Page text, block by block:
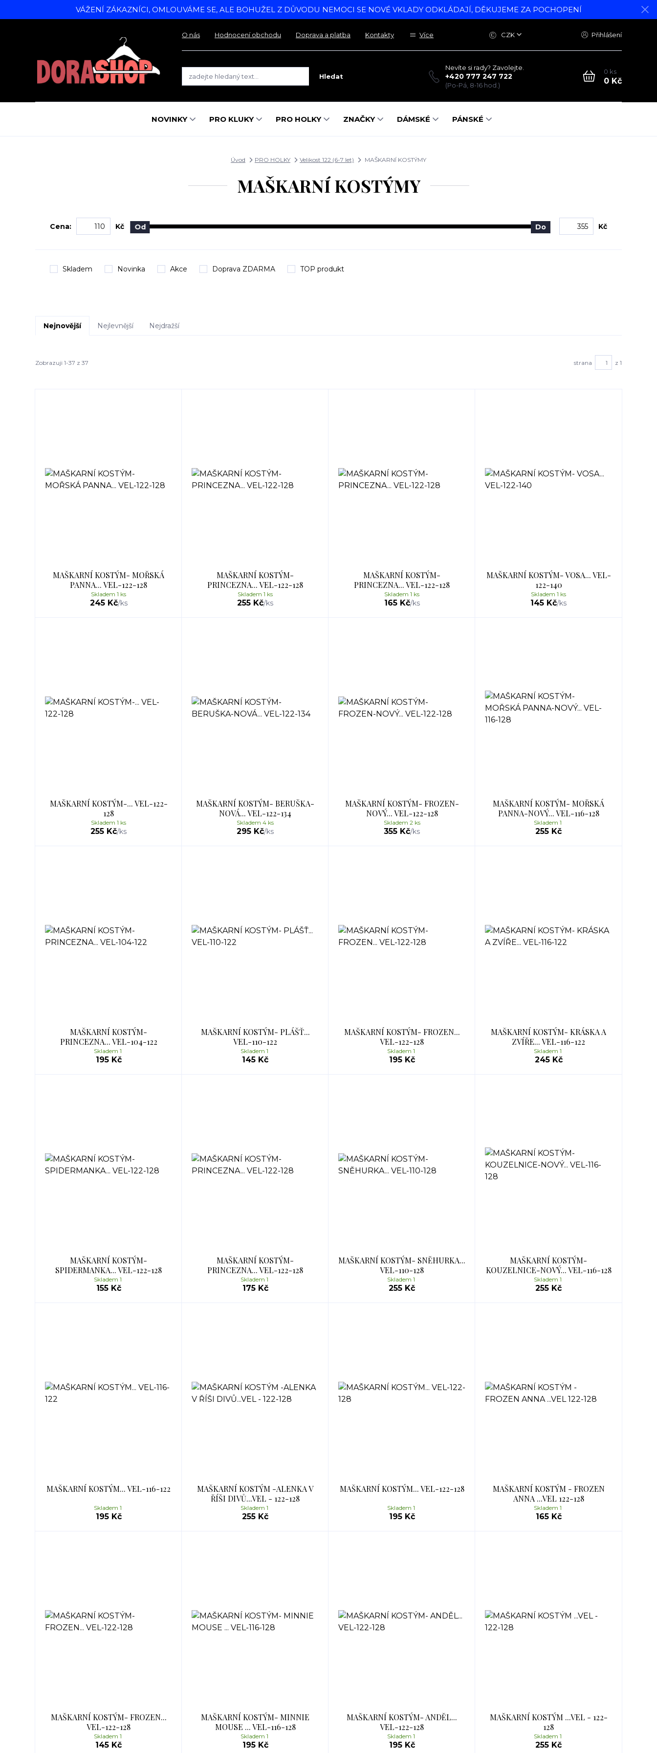
VÁŽENÍ ZÁKAZNÍCI, OMLOUVÁME SE, ALE BOHUŽEL Z DŮVODU NEMOCI SE NOVÉ VKLADY ODKLÁDAJÍ, DĚKUJEME ZA POCHOPENÍ
O nás Hodnocení obchodu Doprava a platba Kontakty Více CZK Přihlášení
Hledat
Nevíte si rady? Zavolejte.
+420 777 247 722
(Po-Pá, 8-16 hod.)
0 ks
0 Kč
NOVINKY PRO KLUKY PRO HOLKY ZNAČKY DÁMSKÉ PÁNSKÉ
Úvod PRO HOLKY Velikost 122 (6-7 let) MAŠKARNÍ KOSTÝMY
MAŠKARNÍ KOSTÝMY
Cena: Kč Od Do Kč
Skladem Novinka Akce Doprava ZDARMA TOP produkt
Nejnovější Nejlevnější Nejdražší
Zobrazuji 1-37 z 37 strana z 1
MAŠKARNÍ KOSTÝM- MOŘSKÁ
PANNA... VEL-122-128
245 Kč/ks
Skladem 1 ks
MAŠKARNÍ KOSTÝM-
PRINCEZNA... VEL-122-128
255 Kč/ks
Skladem 1 ks
MAŠKARNÍ KOSTÝM-
PRINCEZNA... VEL-122-128
165 Kč/ks
Skladem 1 ks
MAŠKARNÍ KOSTÝM- VOSA... VEL-
122-140
145 Kč/ks
Skladem 1 ks
MAŠKARNÍ KOSTÝM-... VEL-122-
128
255 Kč/ks
Skladem 1 ks
MAŠKARNÍ KOSTÝM- BERUŠKA-
NOVÁ... VEL-122-134
295 Kč/ks
Skladem 4 ks
MAŠKARNÍ KOSTÝM- FROZEN-
NOVÝ... VEL-122-128
355 Kč/ks
Skladem 2 ks
MAŠKARNÍ KOSTÝM- MOŘSKÁ
PANNA-NOVÝ... VEL-116-128
255 Kč
Skladem 1
MAŠKARNÍ KOSTÝM-
PRINCEZNA... VEL-104-122
195 Kč
Skladem 1
MAŠKARNÍ KOSTÝM- PLÁŠŤ...
VEL-110-122
145 Kč
Skladem 1
MAŠKARNÍ KOSTÝM- FROZEN...
VEL-122-128
195 Kč
Skladem 1
MAŠKARNÍ KOSTÝM- KRÁSKA A
ZVÍŘE... VEL-116-122
245 Kč
Skladem 1
MAŠKARNÍ KOSTÝM-
SPIDERMANKA... VEL-122-128
155 Kč
Skladem 1
MAŠKARNÍ KOSTÝM-
PRINCEZNA... VEL-122-128
175 Kč
Skladem 1
MAŠKARNÍ KOSTÝM- SNĚHURKA...
VEL-110-128
255 Kč
Skladem 1
MAŠKARNÍ KOSTÝM-
KOUZELNICE-NOVÝ... VEL-116-128
255 Kč
Skladem 1
MAŠKARNÍ KOSTÝM... VEL-116-122
195 Kč
Skladem 1
MAŠKARNÍ KOSTÝM -ALENKA V
ŘÍŠI DIVŮ...VEL - 122-128
255 Kč
Skladem 1
MAŠKARNÍ KOSTÝM... VEL-122-128
195 Kč
Skladem 1
MAŠKARNÍ KOSTÝM - FROZEN
ANNA ...VEL 122-128
165 Kč
Skladem 1
MAŠKARNÍ KOSTÝM- FROZEN...
VEL-122-128
145 Kč
Skladem 1
MAŠKARNÍ KOSTÝM- MINNIE
MOUSE ... VEL-116-128
195 Kč
Skladem 1
MAŠKARNÍ KOSTÝM- ANDĚL...
VEL-122-128
195 Kč
Skladem 1
MAŠKARNÍ KOSTÝM ...VEL - 122-
128
255 Kč
Skladem 1